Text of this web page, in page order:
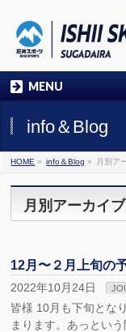
MENU
info＆Blog
HOME » info＆Blog » 月別ア
月別アーカイ
12月〜２月上旬の
2022年10月24日
皆様 10月も下旬とな
まります。あっとい